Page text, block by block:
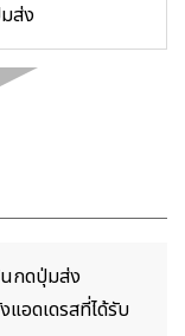
ส่ง
นกดปุ่มส่ง
แอดเดรสที่ได้รับ